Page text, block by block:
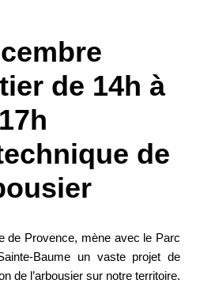
de 14h à
17h
de
de Provence, mène avec le Parc
Baume un vaste projet de
de l’arbousier sur notre territoire.